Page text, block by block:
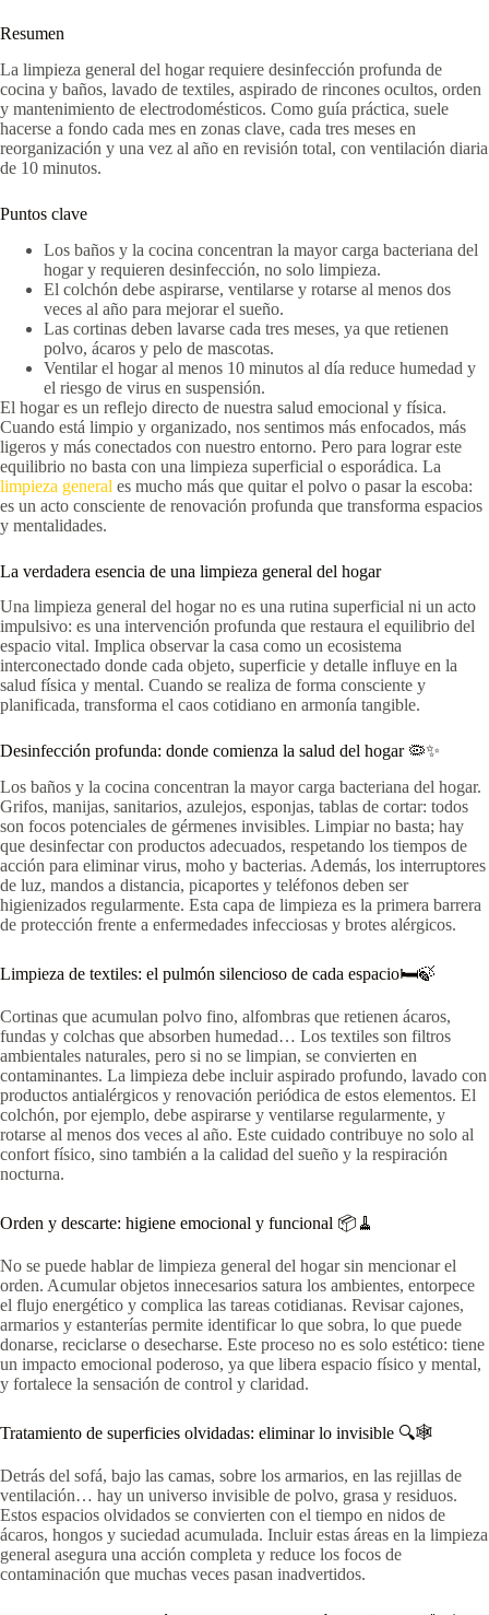
Resumen
La limpieza general del hogar requiere desinfección profunda de
cocina y baños, lavado de textiles, aspirado de rincones ocultos, orden
y mantenimiento de electrodomésticos. Como guía práctica, suele
hacerse a fondo cada mes en zonas clave, cada tres meses en
reorganización y una vez al año en revisión total, con ventilación diaria
de 10 minutos.
Puntos clave
Los baños y la cocina concentran la mayor carga bacteriana del
hogar y requieren desinfección, no solo limpieza.
El colchón debe aspirarse, ventilarse y rotarse al menos dos
veces al año para mejorar el sueño.
Las cortinas deben lavarse cada tres meses, ya que retienen
polvo, ácaros y pelo de mascotas.
Ventilar el hogar al menos 10 minutos al día reduce humedad y
el riesgo de virus en suspensión.
El hogar es un reflejo directo de nuestra salud emocional y física.
Cuando está limpio y organizado, nos sentimos más enfocados, más
ligeros y más conectados con nuestro entorno. Pero para lograr este
equilibrio no basta con una limpieza superficial o esporádica. La
limpieza general es mucho más que quitar el polvo o pasar la escoba:
es un acto consciente de renovación profunda que transforma espacios
y mentalidades.
La verdadera esencia de una limpieza general del hogar
Una limpieza general del hogar no es una rutina superficial ni un acto
impulsivo: es una intervención profunda que restaura el equilibrio del
espacio vital. Implica observar la casa como un ecosistema
interconectado donde cada objeto, superficie y detalle influye en la
salud física y mental. Cuando se realiza de forma consciente y
planificada, transforma el caos cotidiano en armonía tangible.
Desinfección profunda: donde comienza la salud del hogar 🦠✨
Los baños y la cocina concentran la mayor carga bacteriana del hogar.
Grifos, manijas, sanitarios, azulejos, esponjas, tablas de cortar: todos
son focos potenciales de gérmenes invisibles. Limpiar no basta; hay
que desinfectar con productos adecuados, respetando los tiempos de
acción para eliminar virus, moho y bacterias. Además, los interruptores
de luz, mandos a distancia, picaportes y teléfonos deben ser
higienizados regularmente. Esta capa de limpieza es la primera barrera
de protección frente a enfermedades infecciosas y brotes alérgicos.
Limpieza de textiles: el pulmón silencioso de cada espacio🛏️🍃
Cortinas que acumulan polvo fino, alfombras que retienen ácaros,
fundas y colchas que absorben humedad… Los textiles son filtros
ambientales naturales, pero si no se limpian, se convierten en
contaminantes. La limpieza debe incluir aspirado profundo, lavado con
productos antialérgicos y renovación periódica de estos elementos. El
colchón, por ejemplo, debe aspirarse y ventilarse regularmente, y
rotarse al menos dos veces al año. Este cuidado contribuye no solo al
confort físico, sino también a la calidad del sueño y la respiración
nocturna.
Orden y descarte: higiene emocional y funcional 📦🧹
No se puede hablar de limpieza general del hogar sin mencionar el
orden. Acumular objetos innecesarios satura los ambientes, entorpece
el flujo energético y complica las tareas cotidianas. Revisar cajones,
armarios y estanterías permite identificar lo que sobra, lo que puede
donarse, reciclarse o desecharse. Este proceso no es solo estético: tiene
un impacto emocional poderoso, ya que libera espacio físico y mental,
y fortalece la sensación de control y claridad.
Tratamiento de superficies olvidadas: eliminar lo invisible 🔍🕸️
Detrás del sofá, bajo las camas, sobre los armarios, en las rejillas de
ventilación… hay un universo invisible de polvo, grasa y residuos.
Estos espacios olvidados se convierten con el tiempo en nidos de
ácaros, hongos y suciedad acumulada. Incluir estas áreas en la limpieza
general asegura una acción completa y reduce los focos de
contaminación que muchas veces pasan inadvertidos.